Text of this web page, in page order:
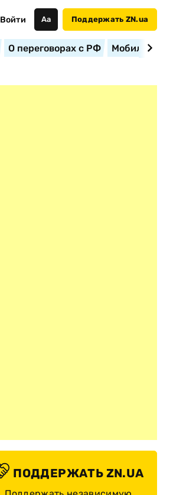
Войти Аа Поддержать ZN.ua
О переговорах с РФ
ПОДДЕРЖАТЬ ZN.UA